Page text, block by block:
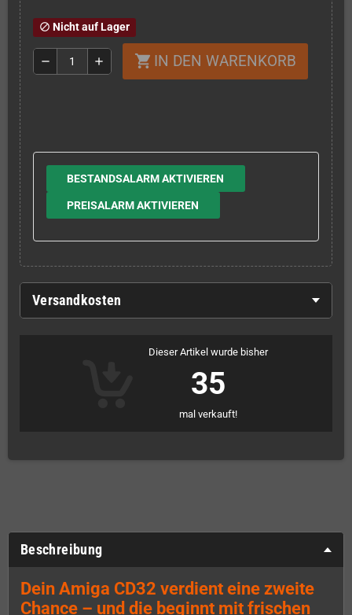
block Nicht auf Lager
remove add shopping_cart IN DEN WARENKORB
BESTANDSALARM AKTIVIEREN
PREISALARM AKTIVIEREN
Versandkosten
Dieser Artikel wurde bisher
35
mal verkauft!
Beschreibung
Dein Amiga CD32 verdient eine zweite
Chance – und die beginnt mit frischen